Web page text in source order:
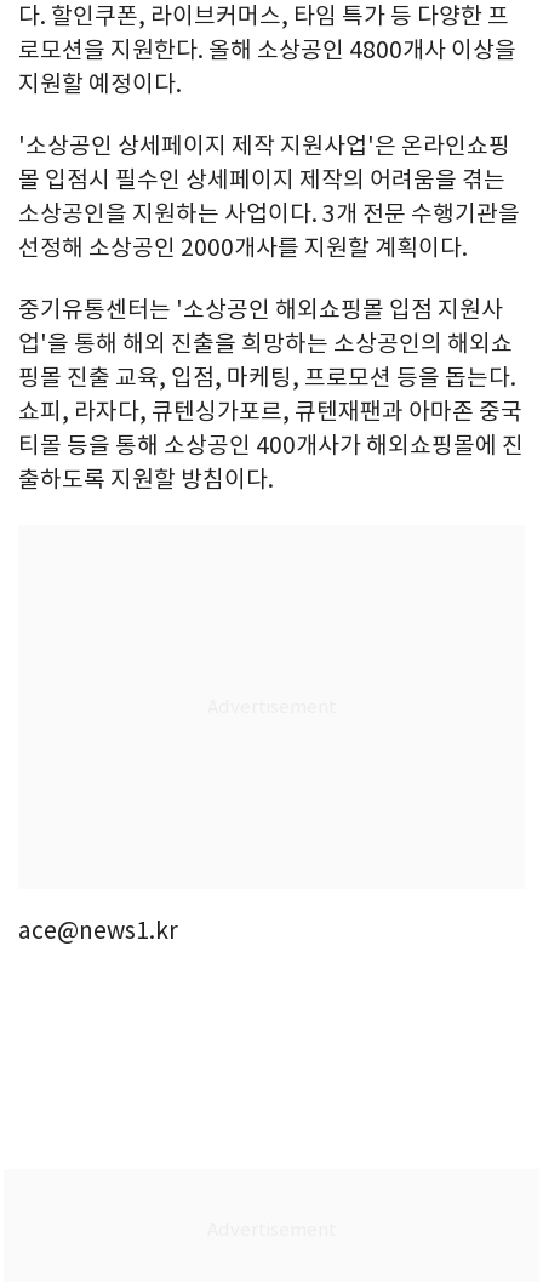
다. 할인쿠폰, 라이브커머스, 타임 특가 등 다양한 프
로모션을 지원한다. 올해 소상공인 4800개사 이상을
지원할 예정이다.
'소상공인 상세페이지 제작 지원사업'은 온라인쇼핑
몰 입점시 필수인 상세페이지 제작의 어려움을 겪는
소상공인을 지원하는 사업이다. 3개 전문 수행기관을
선정해 소상공인 2000개사를 지원할 계획이다.
중기유통센터는 '소상공인 해외쇼핑몰 입점 지원사
업'을 통해 해외 진출을 희망하는 소상공인의 해외쇼
핑몰 진출 교육, 입점, 마케팅, 프로모션 등을 돕는다.
쇼피, 라자다, 큐텐싱가포르, 큐텐재팬과 아마존 중국
티몰 등을 통해 소상공인 400개사가 해외쇼핑몰에 진
출하도록 지원할 방침이다.
ace@news1.kr